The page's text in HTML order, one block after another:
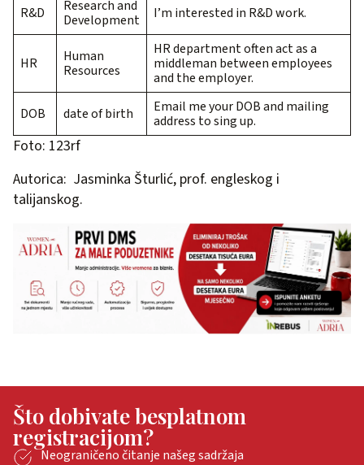
R&D
Research and
Development
I’m interested in R&D work.
HR
Human
Resources
HR department often act as a
middleman between employees
and the employer.
DOB
date of birth
Email me your DOB and mailing
address to sing up.
Foto: 123rf
Autorica: Jasminka Šturlić, prof. engleskog i
talijanskog.
Što dobivate besplatnom
registracijom?
Neograničeno čitanje našeg sadržaja